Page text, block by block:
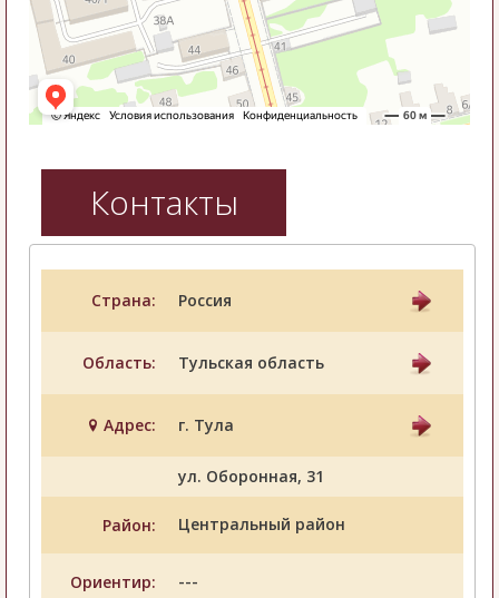
Контакты
Страна: Россия
Область: Тульская область
Адрес: г. Тула
ул. Оборонная, 31
Район: Центральный район
Ориентир: ---